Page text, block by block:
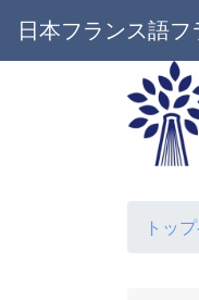
日本フランス語
トッ